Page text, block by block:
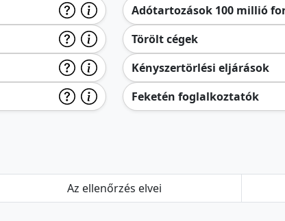
Adótartozások 100 millió
Törölt cégek
Kényszertörlési eljárások
Feketén foglalkoztatók
Az ellenőrzés elvei